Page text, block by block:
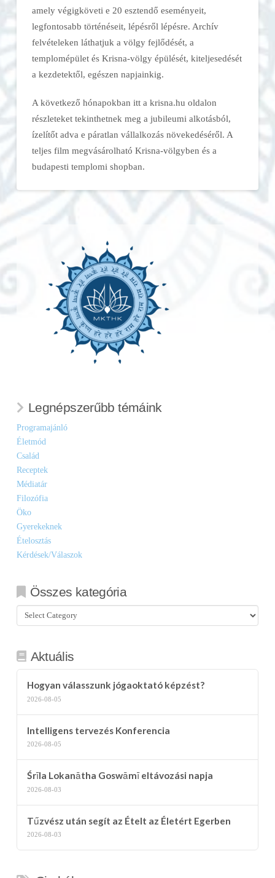
amely végigköveti e 20 esztendő eseményeit,
legfontosabb történéseit, lépésről lépésre. Archív
felvételeken láthatjuk a völgy fejlődését, a
templomépület és Krisna-völgy épülését, kiteljesedését
a kezdetektől, egészen napjainkig.
A következő hónapokban itt a krisna.hu oldalon
részleteket tekinthetnek meg a jubileumi alkotásból,
ízelítőt adva e páratlan vállalkozás növekedéséről. A
teljes film megvásárolható Krisna-völgyben és a
budapesti templomi shopban.
Legnépszerűbb témáink
Programajánló
Életmód
Család
Receptek
Médiatár
Filozófia
Öko
Gyerekeknek
Ételosztás
Kérdések/Válaszok
Összes kategória
Összes
kategória
Aktuális
Hogyan válasszunk jógaoktató képzést?
2026-08-05
Intelligens tervezés Konferencia
2026-08-05
Śrīla Lokanātha Goswāmī eltávozási napja
2026-08-03
Tűzvész után segít az Ételt az Életért Egerben
2026-08-03